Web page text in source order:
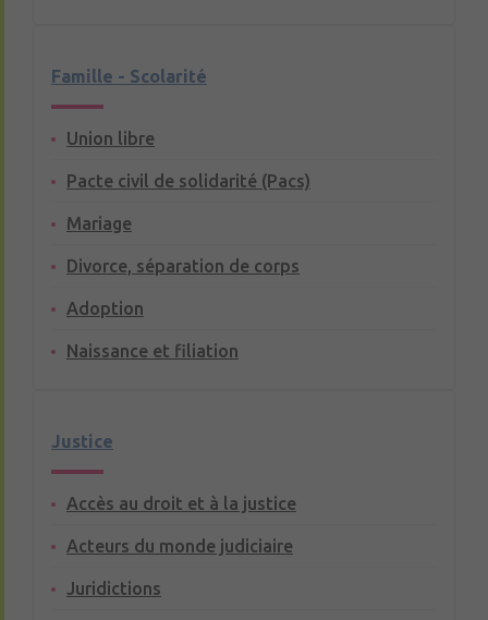
Famille - Scolarité
Union libre
Pacte civil de solidarité (Pacs)
Mariage
Divorce, séparation de corps
Adoption
Naissance et filiation
Justice
Accès au droit et à la justice
Acteurs du monde judiciaire
Juridictions